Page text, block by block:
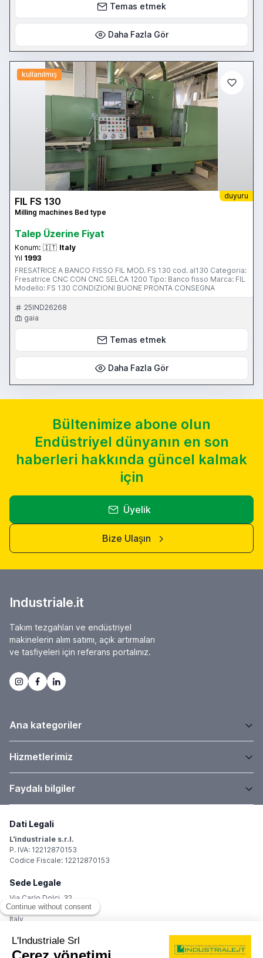
Temas etmek
Daha Fazla Gör
kullanılmış
duyuru
FIL FS 130
Milling machines Bed type
Talep Üzerine Fiyat
Konum: 🇮🇹 Italy
Yıl 1993
FRESATRICE A BANCO FISSO FIL MOD. FS 130 cod. al130 Categoria:
Fresatrice CNC CON CNC SELCA 1200 Tipo: Banco fisso Marca: FIL
Modello: FS 130 CONDIZIONI BUONE PRONTA CONSEGNA
25IND26268
gaia
Temas etmek
Daha Fazla Gör
Bültenimize abone olun
Endüstriyel dünyanın en son
haberleri hakkında güncel kalmak
için
Üyelik
Bize Ulaşın
Industriale.it
Takım tezgahları ve endüstriyel
makinelerin alım satımı, açık artırmaları
ve tasfiyeleri için referans portalınız.
Ana kategoriler
Hizmetlerimiz
Faydalı bilgiler
Dati Legali
L'industriale s.r.l.
P. IVA: 12212870153
Codice Fiscale: 12212870153
Sede Legale
Via Carlo Dolci, 32
20148 Milano (MI)
Italy
Registro Imprese